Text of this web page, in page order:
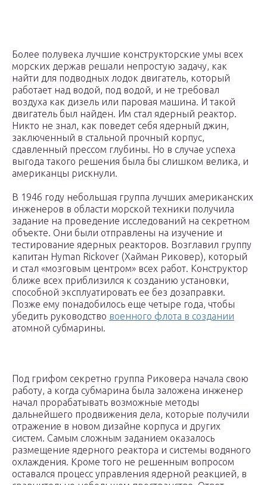
Более полувека лучшие конструкторские умы всех
морских держав решали непростую задачу, как
найти для подводных лодок двигатель, который
работает над водой, под водой, и не требовал
воздуха как дизель или паровая машина. И такой
двигатель был найден. Им стал ядерный реактор.
Никто не знал, как поведет себя ядерный джин,
заключенный в стальной прочный корпус,
сдавленный прессом глубины. Но в случае успеха
выгода такого решения была бы слишком велика, и
американцы рискнули.
В 1946 году небольшая группа лучших американских
инженеров в области морской техники получила
задание на проведение исследований на секретном
объекте. Они были отправлены на изучение и
тестирование ядерных реакторов. Возглавил группу
капитан Hyman Rickover (Хайман Риковер), который
и стал «мозговым центром» всех работ. Конструктор
ближе всех приблизился к созданию установки,
способной эксплуатировать ее без дозаправки.
Позже ему понадобилось еще четыре года, чтобы
убедить руководство военного флота в создании
атомной субмарины.
Под грифом секретно группа Риковера начала свою
работу, а когда субмарина была заложена инженер
начал прорабатывать возможные методы
дальнейшего продвижения дела, которые получили
отражение в новом дизайне корпуса и других
систем. Самым сложным заданием оказалось
размещение ядерного реактора и системы водяного
охлаждения. Кроме того не решенным вопросом
оставался процесс управления ядерной реакцией, в